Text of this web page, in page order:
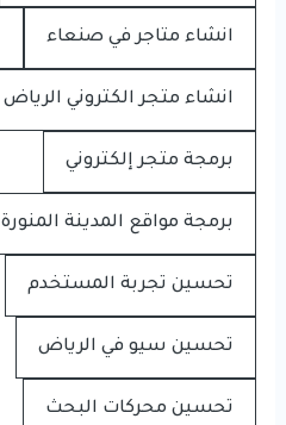
انشاء متاجر في صنعاء
انشاء متجر الكتروني الرياض
برمجة متجر إلكتروني
برمجة مواقع المدينة المنورة
تحسين تجربة المستخدم
تحسين سيو في الرياض
تحسين محركات البحث